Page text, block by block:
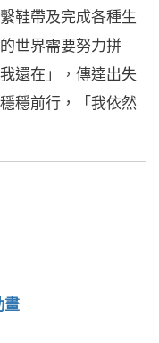
鞋帶及完成各種生
世界需要努力拼
還在」，傳達出失
穩前行，「我依然
畫